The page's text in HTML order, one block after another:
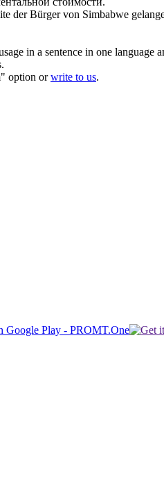
der Bürger von Simbabwe
in a sentence in one language
option orwrite to us.